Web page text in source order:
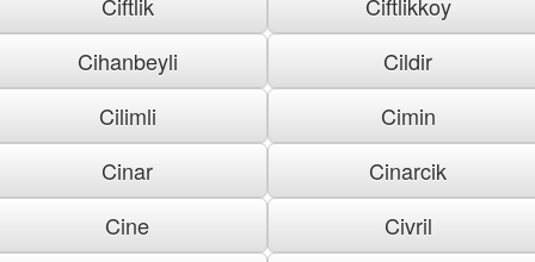
Cihanbeyli
Cildir
Cilimli
Cimin
Cinar
Cinarcik
Cine
Civril